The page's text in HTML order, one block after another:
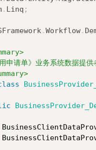
. Linq ;
.Workflow.
请单》业务系统数据提供